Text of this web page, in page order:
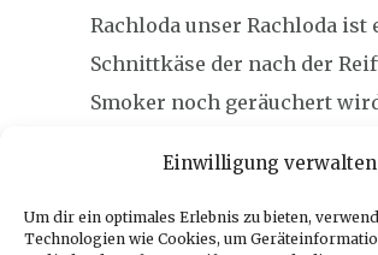
Einwilligung verwalten
Um dir ein optimales Erlebnis zu bieten,
Technologien wie Cookies, um
Rachloda unser Rachloda ist
Schnittkäse der nach der
Smoker noch geräuchert
Rauchgeschmack erhielt die
Silbermedaille zurück zur...